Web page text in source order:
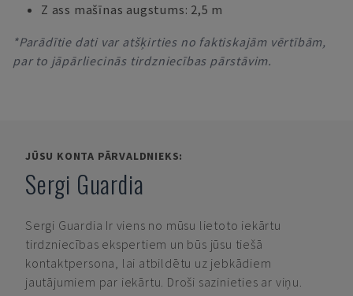
Z ass mašīnas augstums: 2,5 m
*Parādītie dati var atšķirties no faktiskajām vērtībām,
par to jāpārliecinās tirdzniecības pārstāvim.
JŪSU KONTA PĀRVALDNIEKS:
Sergi Guardia
Sergi Guardia Ir viens no mūsu lietoto iekārtu
tirdzniecības ekspertiem un būs jūsu tiešā
kontaktpersona, lai atbildētu uz jebkādiem
jautājumiem par iekārtu. Droši sazinieties ar viņu.